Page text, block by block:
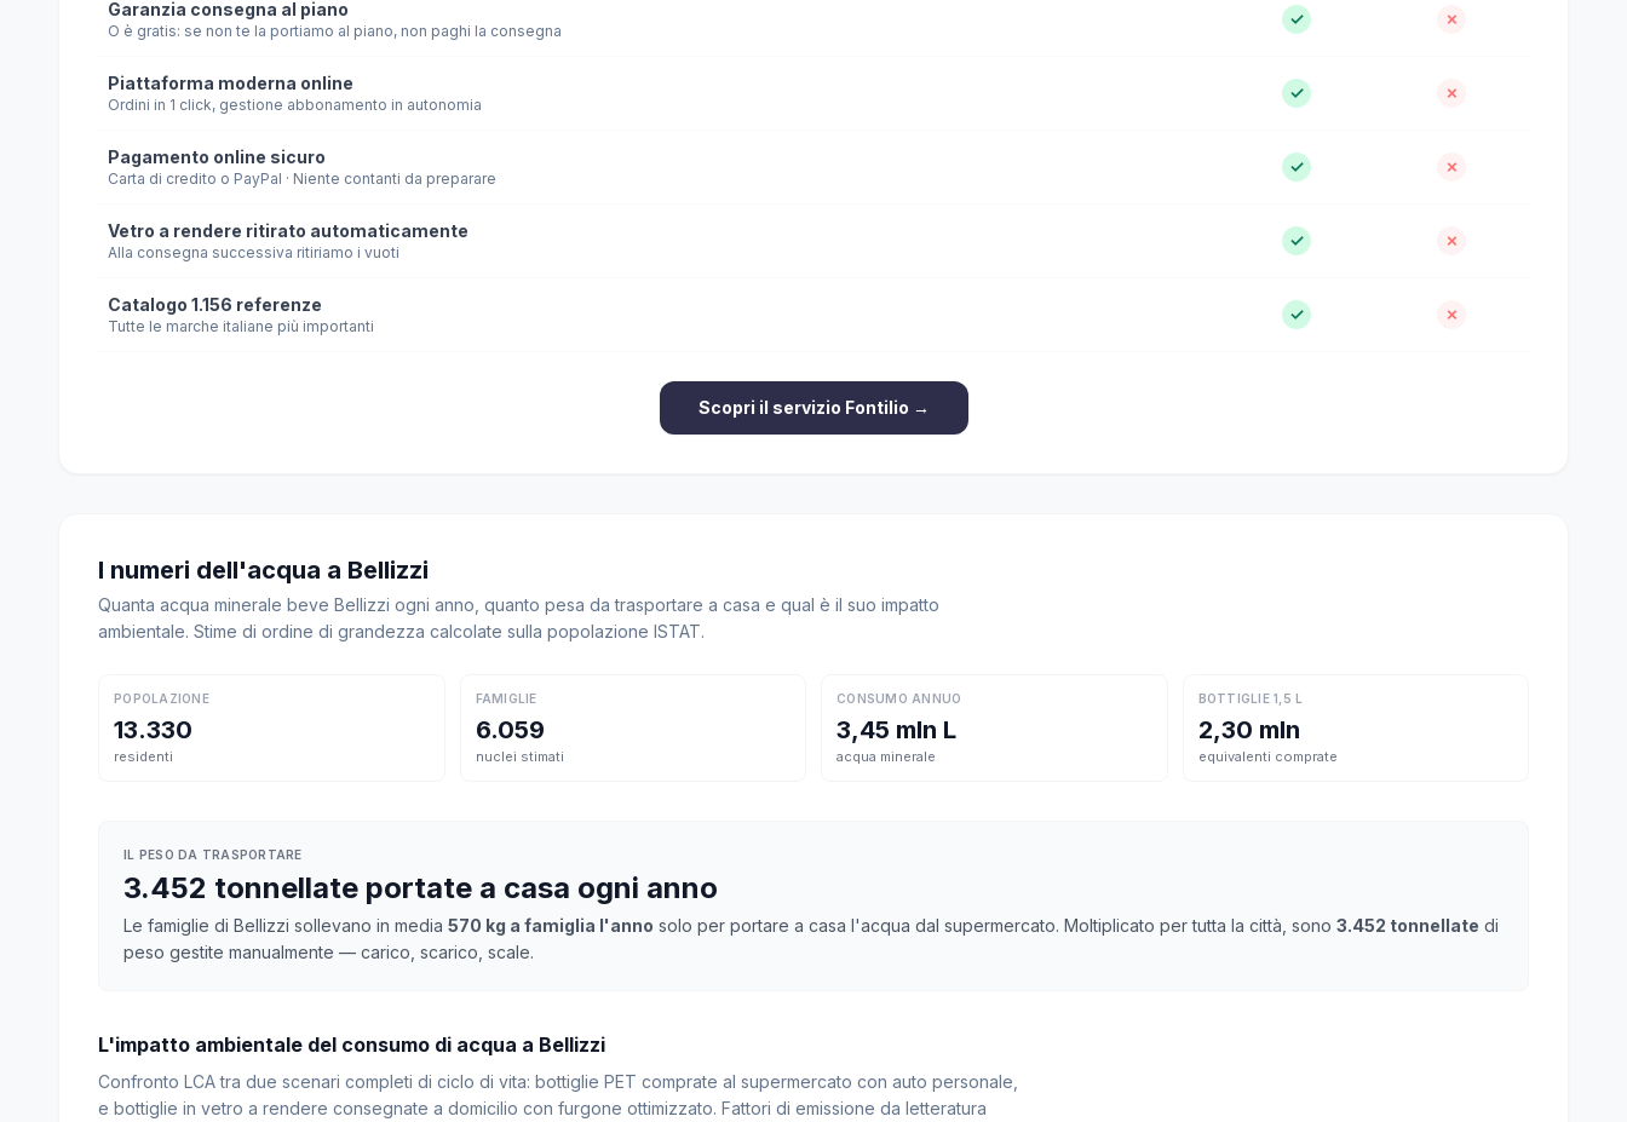
Garanzia consegna al piano
O è gratis: se non te la portiamo al piano, non paghi la consegna
✓ ✗
Piattaforma moderna online
Ordini in 1 click, gestione abbonamento in autonomia
✓ ✗
Pagamento online sicuro
Carta di credito o PayPal · Niente contanti da preparare
✓ ✗
Vetro a rendere ritirato automaticamente
Alla consegna successiva ritiriamo i vuoti
✓ ✗
Catalogo 1.156 referenze
Tutte le marche italiane più importanti
✓ ✗
Scopri il servizio Fontilio →
I numeri dell'acqua a Bellizzi
Quanta acqua minerale beve Bellizzi ogni anno, quanto pesa da trasportare a casa e qual è il suo impatto
ambientale. Stime di ordine di grandezza calcolate sulla popolazione ISTAT.
POPOLAZIONE
13.330
residenti
FAMIGLIE
6.059
nuclei stimati
CONSUMO ANNUO
3,45 mln L
acqua minerale
BOTTIGLIE 1,5 L
2,30 mln
equivalenti comprate
IL PESO DA TRASPORTARE
3.452 tonnellate portate a casa ogni anno
Le famiglie di Bellizzi sollevano in media 570 kg a famiglia l'anno solo per portare a casa l'acqua dal supermercato. Moltiplicato per tutta la città, sono 3.452 tonnellate di
peso gestite manualmente — carico, scarico, scale.
L'impatto ambientale del consumo di acqua a Bellizzi
Confronto LCA tra due scenari completi di ciclo di vita: bottiglie PET comprate al supermercato con auto personale,
e bottiglie in vetro a rendere consegnate a domicilio con furgone ottimizzato. Fattori di emissione da letteratura